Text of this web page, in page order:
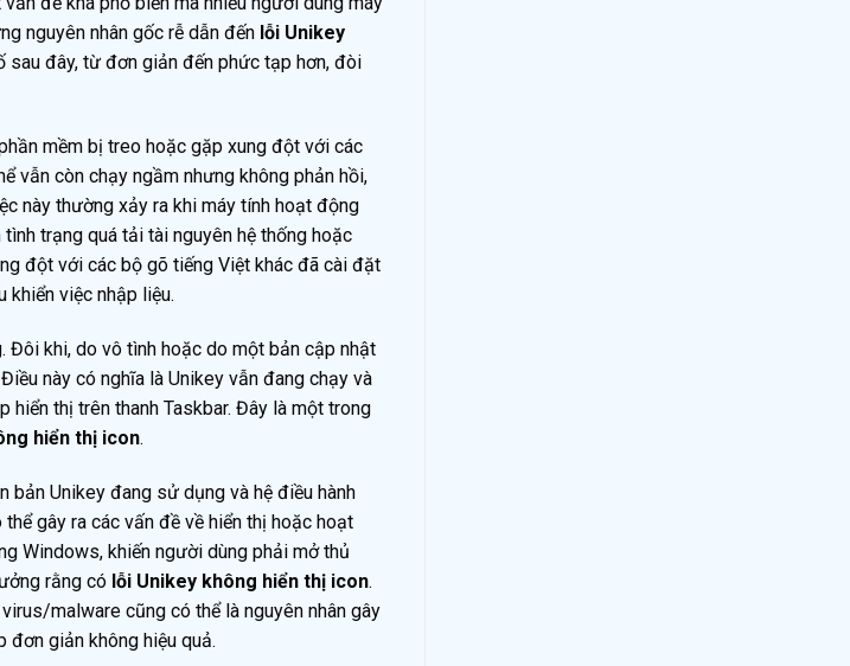
nguyên nhân gốc rễ dẫn đến lỗi Unikey
sau đây, từ đơn giản đến phức tạp hơn, đòi
mềm bị treo hoặc gặp xung đột với các
vẫn còn chạy ngầm nhưng không phản hồi,
này thường xảy ra khi máy tính hoạt động
trạng quá tải tài nguyên hệ thống hoặc
đột với các bộ gõ tiếng Việt khác đã cài đặt
khiển việc nhập liệu.
Đôi khi, do vô tình hoặc do một bản cập nhật
này có nghĩa là Unikey vẫn đang chạy và
thị trên thanh Taskbar. Đây là một trong
hiển thị icon.
bản Unikey đang sử dụng và hệ điều hành
gây ra các vấn đề về hiển thị hoặc hoạt
Windows, khiến người dùng phải mở thủ
rằng có lỗi Unikey không hiển thị icon.
malware cũng có thể là nguyên nhân gây
đơn giản không hiệu quả.